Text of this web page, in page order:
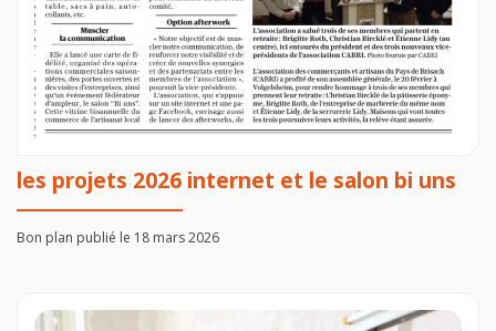
les projets 2026 internet et le salon bi uns
Bon plan publié le 18 mars 2026